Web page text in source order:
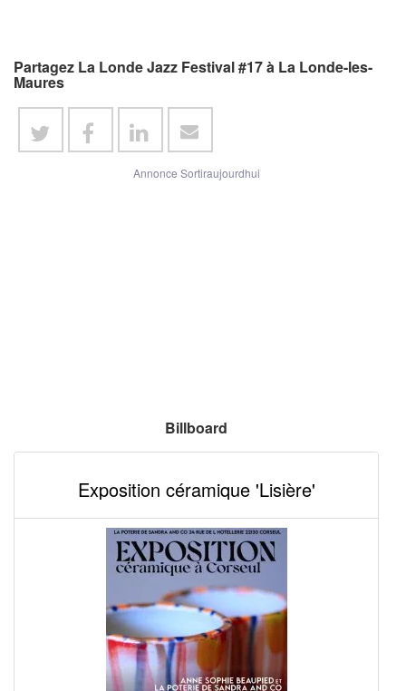
Partagez La Londe Jazz Festival #17 à La Londe-les-
Maures
Annonce Sortiraujourdhui
Billboard
Exposition céramique 'Lisière'